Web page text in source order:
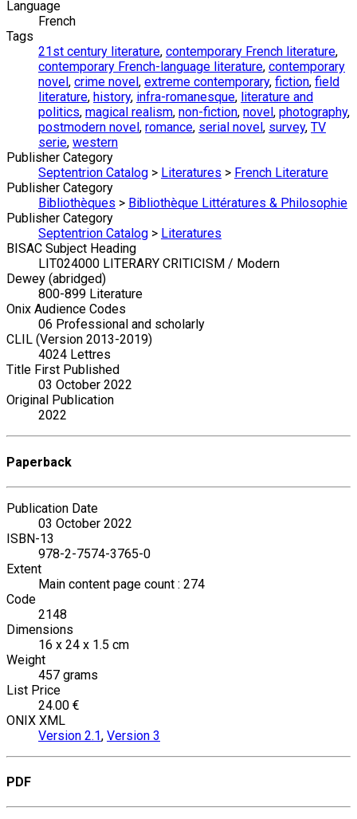
Language
French
Tags
21st century literature, contemporary French literature,
contemporary French-language literature, contemporary
novel , crime novel , extreme contemporary, fiction, field
literature, history, infra-romanesque, literature and
politics, magical realism, non-fiction, novel , photography,
postmodern novel , romance, serial novel , survey, TV
serie, western
Publisher Category
Septentrion Catalog > Literatures > French Literature
Publisher Category
Bibliothèques > Bibliothèque Littératures & Philosophie
Publisher Category
Septentrion Catalog > Literatures
BISAC Subject Heading
LIT024000 LITERARY CRITICISM / Modern
Dewey (abridged)
800-899 Literature
Onix Audience Codes
06 Professional and scholarly
CLIL (Version 2013-2019)
4024 Lettres
Title First Published
03 October 2022
Original Publication
2022
Paperback
Publication Date
03 October 2022
ISBN-13
978-2-7574-3765-0
Extent
Main content page count : 274
Code
2148
Dimensions
16 x 24 x 1.5 cm
Weight
457 grams
List Price
24.00 €
ONIX XML
Version 2.1, Version 3
PDF